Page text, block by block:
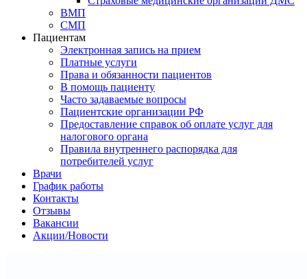
ВМП
СМП
Пациентам
Электронная запись на прием
Платные услуги
Права и обязанности пациентов
В помощь пациенту
Часто задаваемые вопросы
Пациентские организации РФ
Предоставление справок об оплате услуг для
налогового органа
Правила внутреннего распорядка для
потребителей услуг
Врачи
График работы
Контакты
Отзывы
Вакансии
Акции/Новости